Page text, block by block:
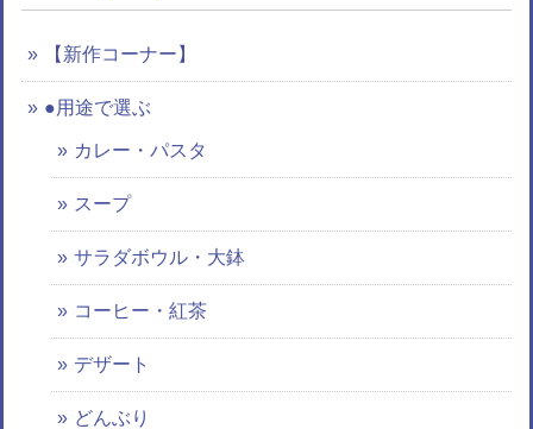
【新作コーナー】
●用途で選ぶ
カレー・パスタ
スープ
サラダボウル・大鉢
コーヒー・紅茶
デザート
どんぶり